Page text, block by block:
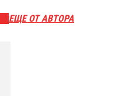
ЕЩЕ ОТ АВТОРА